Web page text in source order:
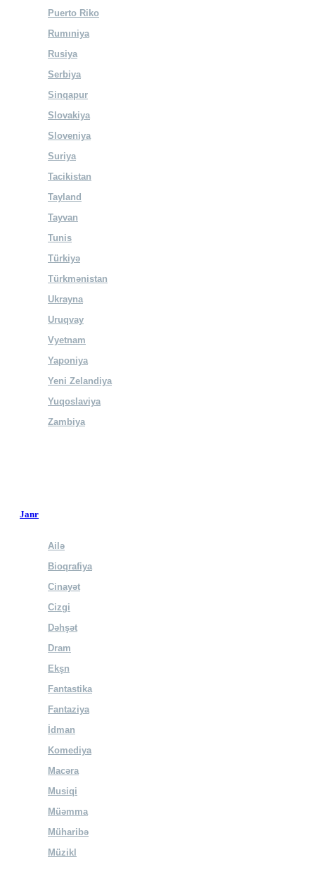
Puerto Riko
Rumıniya
Rusiya
Serbiya
Sinqapur
Slovakiya
Sloveniya
Suriya
Tacikistan
Tayland
Tayvan
Tunis
Türkiyə
Türkmənistan
Ukrayna
Uruqvay
Vyetnam
Yaponiya
Yeni Zelandiya
Yuqoslaviya
Zambiya
Janr
Ailə
Bioqrafiya
Cinayət
Cizgi
Dəhşət
Dram
Ekşn
Fantastika
Fantaziya
İdman
Komediya
Macəra
Musiqi
Müəmma
Müharibə
Müzikl